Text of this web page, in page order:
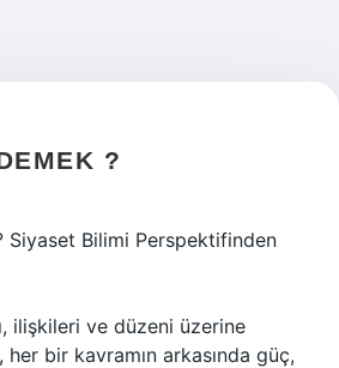
?
Siyaset Bilimi Perspektifinden
ilişkileri ve düzeni üzerine
bir kavramın arkasında güç,